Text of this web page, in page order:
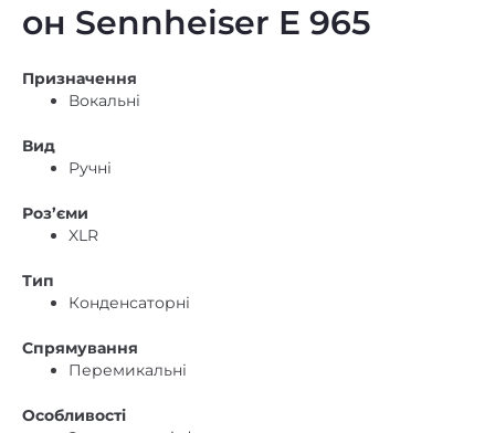
он Sennheiser E 965
Призначення
Вокальні
Вид
Ручні
Роз’єми
XLR
Тип
Конденсаторні
Спрямування
Перемикальні
Особливості